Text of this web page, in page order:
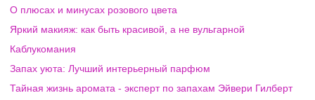
О плюсах и минусах розового цвета
Яркий макияж: как быть красивой, а не вульгарной
Каблукомания
Запах уюта: Лучший интерьерный парфюм
Тайная жизнь аромата - эксперт по запахам Эйвери Гилберт